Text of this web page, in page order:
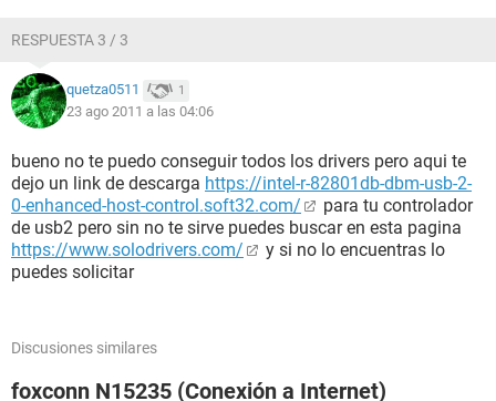
RESPUESTA 3 / 3
quetza0511 1
23 ago 2011 a las 04:06
bueno no te puedo conseguir todos los drivers pero aqui te
dejo un link de descarga https://intel-r-82801db-dbm-usb-2-
0-enhanced-host-control.soft32.com/
para tu controlador
de usb2 pero sin no te sirve puedes buscar en esta pagina
https://www.solodrivers.com/
y si no lo encuentras lo
puedes solicitar
Discusiones similares
foxconn N15235 (Conexión a Internet)